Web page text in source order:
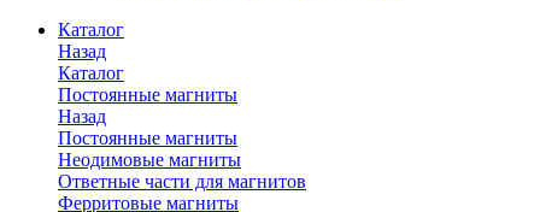
Каталог
Назад
Каталог
Постоянные магниты
Назад
Постоянные магниты
Неодимовые магниты
Ответные части для магнитов
Ферритовые магниты